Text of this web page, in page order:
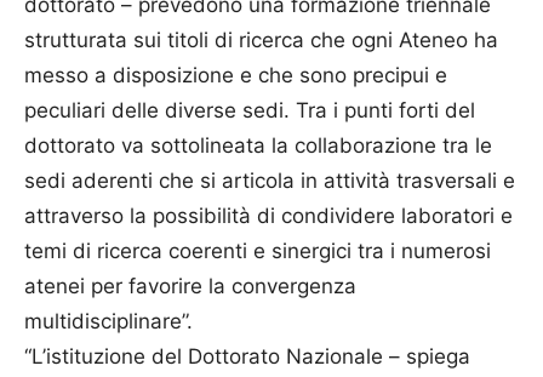
dottorato – prevedono una formazione triennale
strutturata sui titoli di ricerca che ogni Ateneo ha
messo a disposizione e che sono precipui e
peculiari delle diverse sedi. Tra i punti forti del
dottorato va sottolineata la collaborazione tra le
sedi aderenti che si articola in attività trasversali e
attraverso la possibilità di condividere laboratori e
temi di ricerca coerenti e sinergici tra i numerosi
atenei per favorire la convergenza
multidisciplinare”.
“L’istituzione del Dottorato Nazionale – spiega